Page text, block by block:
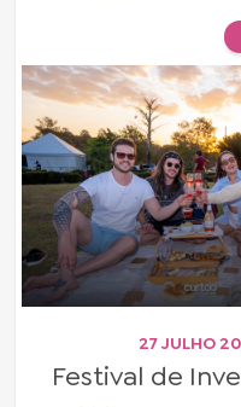
27 JULHO
Festival de